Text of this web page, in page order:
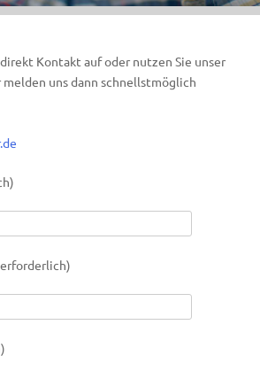
Kontakt auf oder nutzen Sie unser
uns dann schnellstmöglich